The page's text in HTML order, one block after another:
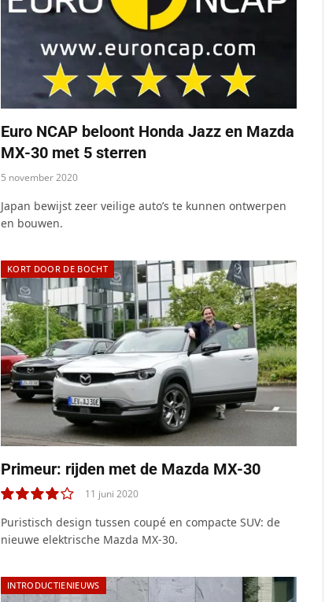
Euro NCAP beloont Honda Jazz en Mazda
MX-30 met 5 sterren
5 november 2020
Japan bewijst zeer veilige auto’s te kunnen ontwerpen
en bouwen.
KORT DOOR DE BOCHT
Primeur: rijden met de Mazda MX-30
8.0
11 juni 2020
Puristisch design tussen coupé en compacte SUV: de
nieuwe elektrische Mazda MX-30.
INTRODUCTIENIEUWS